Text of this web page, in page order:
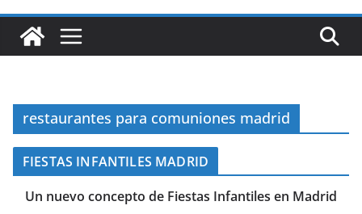
restaurantes para comuniones madrid
FIESTAS INFANTILES MADRID
Un nuevo concepto de Fiestas Infantiles en Madrid